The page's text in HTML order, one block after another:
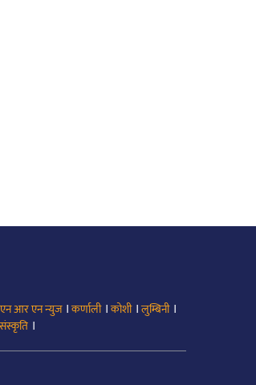
एन आर एन न्युज।कर्णाली।कोशी।लुम्बिनी।
संस्कृति ।